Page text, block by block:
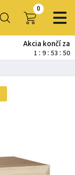
0
Akcia končí za
1 9 53 48